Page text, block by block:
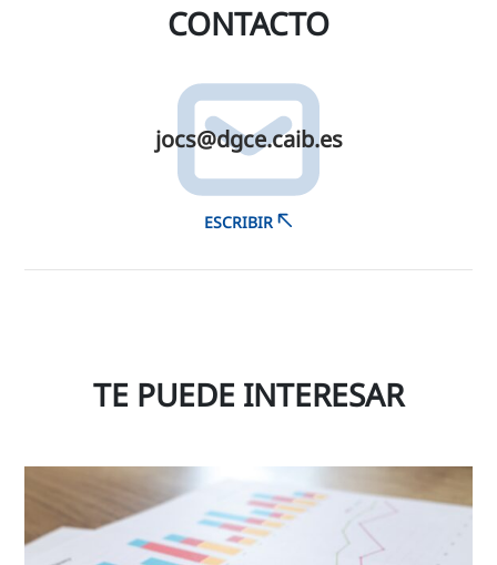
CONTACTO
jocs@​dgce.​caib.​es
ESCRIBIR
TE PUEDE INTERESAR